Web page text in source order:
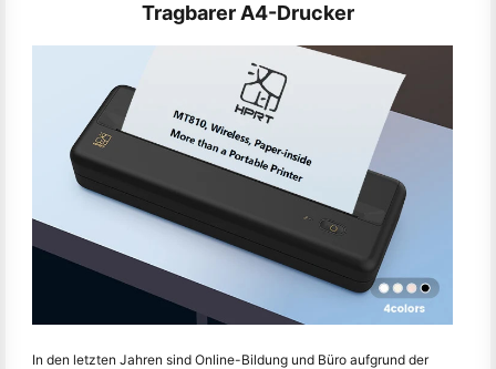
Tragbarer A4-Drucker
In den letzten Jahren sind Online-Bildung und Büro aufgrund der